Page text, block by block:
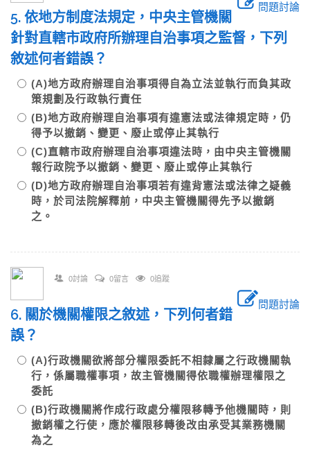
問題討論
5. 依地方制度法規定，中央主管機關
針對直轄市政府所辦理自治事項之監督，下列
敘述何者錯誤？
(A)地方政府辦理自治事項得自為立法並執行而負其政
策規劃及行政執行責任
(B)地方政府辦理自治事項有違憲法或法律規定時，仍
得予以撤銷、變更、廢止或停止其執行
(C)直轄市政府辦理自治事項違法時，由中央主管機關
報行政院予以撤銷、變更、廢止或停止其執行
(D)地方政府辦理自治事項若有違背憲法或法律之疑義
時，於司法院解釋前，中央主管機關得先予以撤銷
之。
0討論 0留言 0追蹤
問題討論
6. 關於機關權限之敘述，下列何者錯
誤？
(A)行政機關欲將部分權限委託不相隸屬之行政機關執
行，係屬職權事項，故主管機關得依職權辦理權限之
委託
(B)行政機關將作成行政處分權限移轉予他機關時，則
撤銷權之行使，應於權限移轉後改由承受其業務機關
為之